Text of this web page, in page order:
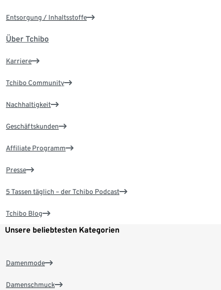
Entsorgung / Inhaltsstoffe
Über Tchibo
Karriere
Tchibo Community
Nachhaltigkeit
Geschäftskunden
Affiliate Programm
Presse
5 Tassen täglich – der Tchibo Podcast
Tchibo Blog
Unsere beliebtesten Kategorien
Damenmode
Damenschmuck